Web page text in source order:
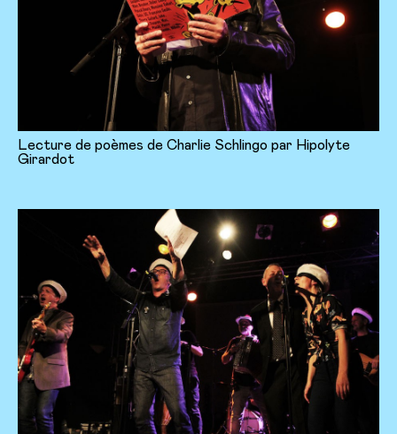
Lecture de poèmes de Charlie Schlingo par Hipolyte
Girardot